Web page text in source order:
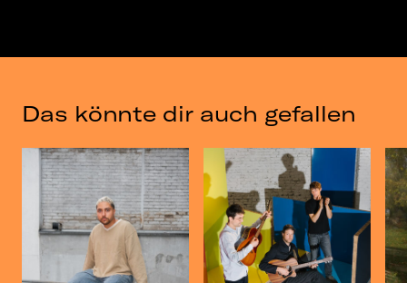
Das könnte dir auch gefallen